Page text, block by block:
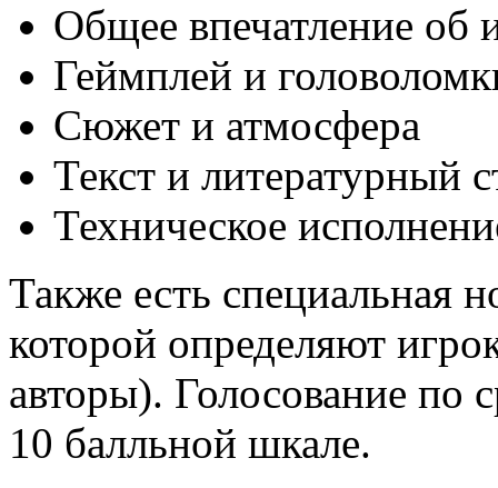
Общее впечатление об
Геймплей и
Сюжет и атмосфера
Текст и литературный
Техническое
Также есть специальная
которой определяют
авторы). Голосование по
10 балльной шкале.